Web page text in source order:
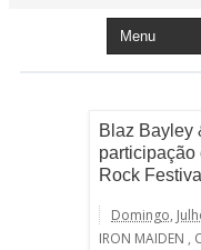
Blaz Bayley
participação
Rock Festival
Domingo,
IRON MAIDEN ,